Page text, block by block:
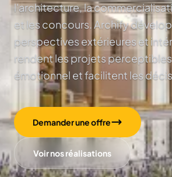
l'architecture, la
et les concours. Archify
perspectives extérieures et
rendent les projets perceptibles
émotionnel et facilitent les
Demander une offre
Voir nos réalisations